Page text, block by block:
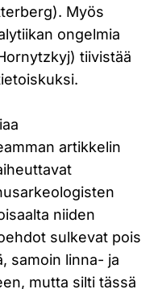
Myös
ongelmia
tiivistää
artikkelin
niiden
sulkevat pois
samoin linna- ja
mutta silti tässä